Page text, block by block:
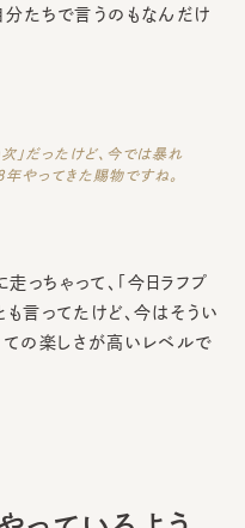
分たちで言うのもなんだけ
」だったけど、今では暴れ
やってきた賜物ですね。
っちゃって、「今日ラフプ
も言ってたけど、今はそうい
ての楽しさが高いレベルで